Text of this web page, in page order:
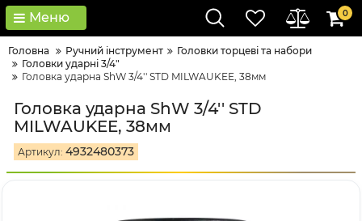
Меню 0
Головна Ручний інструмент
Головки тopцeві тa нaбopи
Головки ударні 3/4"
Головка ударна ShW 3/4'' STD MILWAUKEE, 38мм
Головка ударна ShW 3/4'' STD
MILWAUKEE, 38мм
Артикул: 4932480373